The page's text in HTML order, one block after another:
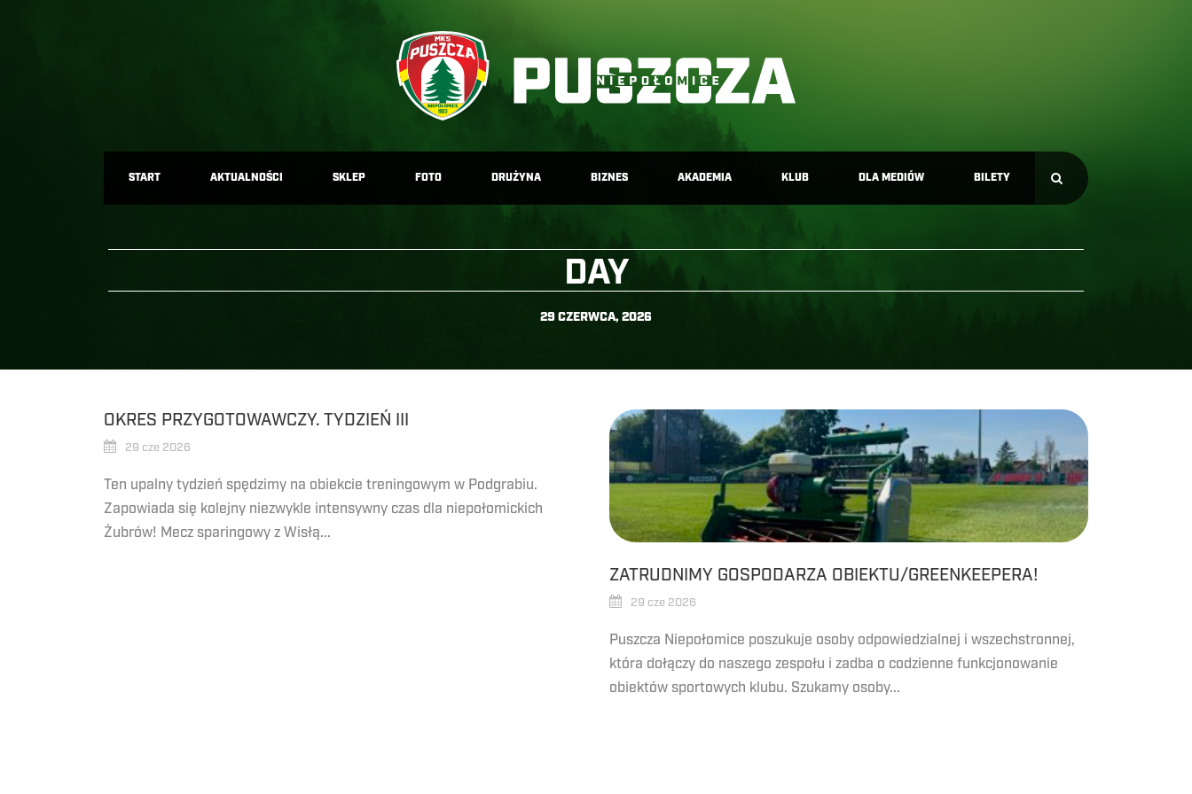
START AKTUALNOŚCI SKLEP FOTO DRUŻYNA BIZNES AKADEMIA KLUB DLA MEDIÓW BILETY
DAY
29 CZERWCA, 2026
OKRES PRZYGOTOWAWCZY. TYDZIEŃ III
29 cze 2026
Ten upalny tydzień spędzimy na obiekcie treningowym w Podgrabiu.
Zapowiada się kolejny niezwykle intensywny czas dla niepołomickich
Żubrów! Mecz sparingowy z Wisłą...
ZATRUDNIMY GOSPODARZA OBIEKTU/GREENKEEPERA!
29 cze 2026
Puszcza Niepołomice poszukuje osoby odpowiedzialnej i wszechstronnej,
która dołączy do naszego zespołu i zadba o codzienne funkcjonowanie
obiektów sportowych klubu. Szukamy osoby...